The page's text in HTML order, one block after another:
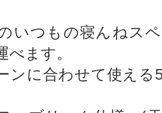
いつもの寝んねス
ます。
ンに合わせて使える